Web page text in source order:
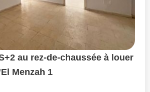
au rez-de-chaussée à louer
Menzah 1